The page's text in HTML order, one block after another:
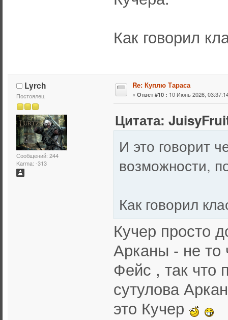
Как говорил
Lyrch
Постоялец
Сообщений: 244
Karma: -313
Re: Куплю Тараса
« Ответ #10 : 10 Июнь 2026,
Цитата:
И это говорит
возможности,
Как говорил
Кучер просто
Арканы - не то
Фейс , так что
сутулова
это Кучер